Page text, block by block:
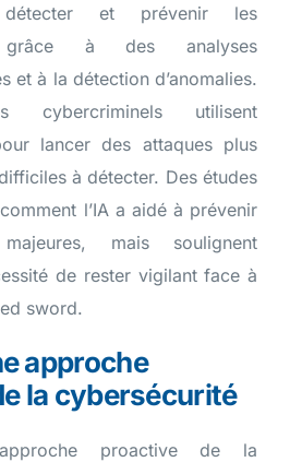
et prévenir les
grâce à des analyses
et à la détection d’anomalies.
cybercriminels utilisent
lancer des attaques plus
à détecter. Des études
l’IA a aidé à prévenir
mais soulignent
de rester vigilant face à
sword.
approche
la cybersécurité
proactive de la